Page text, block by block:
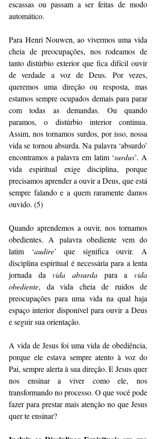
escassas ou passam a ser feitas de modo
automático.
Para Henri Nouwen, ao vivermos uma vida
cheia de preocupações, nos rodeamos de
tanto distúrbio exterior que fica difícil ouvir
de verdade a voz de Deus. Por vezes,
queremos uma direção ou resposta, mas
estamos sempre ocupados demais para parar
com todas as demandas. Ou quando
paramos, o distúrbio interior continua.
Assim, nos tornamos surdos, por isso, nossa
vida se tornou absurda. Na palavra ‘absurdo’
encontramos a palavra em latim ‘surdus’. A
vida espiritual exige disciplina, porque
precisamos aprender a ouvir a Deus, que está
sempre falando e a quem raramente damos
ouvido. (5)
Quando aprendemos a ouvir, nos tornamos
obedientes. A palavra obediente vem do
latim ‘audire’ que significa ouvir. A
disciplina espiritual é necessária para a lenta
jornada da vida absurda para a vida
obediente, da vida cheia de ruídos de
preocupações para uma vida na qual haja
espaço interior disponível para ouvir a Deus
e seguir sua orientação.
A vida de Jesus foi uma vida de obediência,
porque ele estava sempre atento à voz do
Pai, sempre alerta à sua direção. E Jesus quer
nos ensinar a viver como ele, nos
transformando no processo. O que você pode
fazer para prestar mais atenção no que Jesus
quer te ensinar?